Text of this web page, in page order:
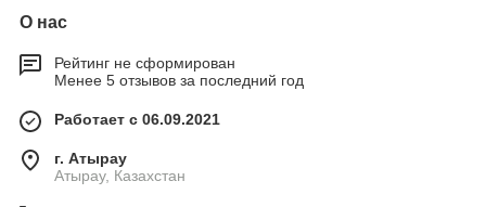
О нас
Рейтинг не сформирован
Менее 5 отзывов за последний год
Работает с 06.09.2021
г. Атырау
Атырау, Казахстан